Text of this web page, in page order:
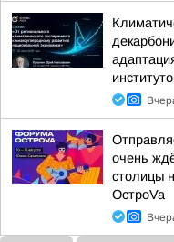
очень
столицы
ОстроVa